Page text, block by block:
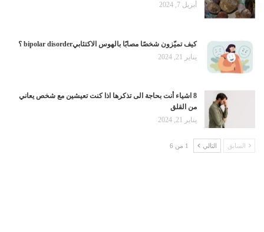
أبريل 7, 2024
كيف تميّزون شخصًا مصابًا بالهوس الاكتئابيbipolar disorder ؟
يناير 21, 2024
8 اشياء أنت بحاجة الى تذكرها اذا كنت تعيشين مع شخص يعاني
من القلق
يناير 21, 2024
السابق التالي 1 من 6